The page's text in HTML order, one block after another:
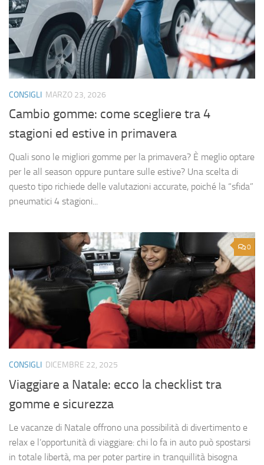
CONSIGLI MARZO 23, 2026
Cambio gomme: come scegliere tra 4
stagioni ed estive in primavera
Quali sono le migliori gomme per la primavera? È meglio optare
per le all season oppure puntare sulle estive? Una scelta di
questo tipo richiede delle valutazioni accurate, poiché la “sfida”
pneumatici 4 stagioni...
0
CONSIGLI DICEMBRE 22, 2025
Viaggiare a Natale: ecco la checklist tra
gomme e sicurezza
Le vacanze di Natale offrono una possibilità di divertimento e
relax e l’opportunità di viaggiare: chi lo fa in auto può spostarsi
in totale libertà, ma per poter partire in tranquillità bisogna